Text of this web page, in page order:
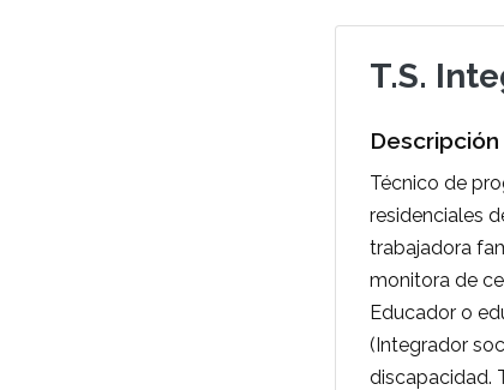
T.S.
Descripción
Técnico de
residenciales
trabajadora
monitora de
Educador o
(Integrador
discapacidad.